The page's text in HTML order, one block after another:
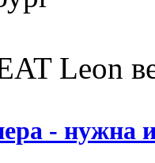
Leon
- нужна